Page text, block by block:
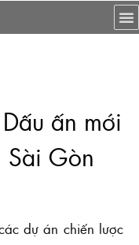
ấn mới
Sài Gòn
dự án chiến lược